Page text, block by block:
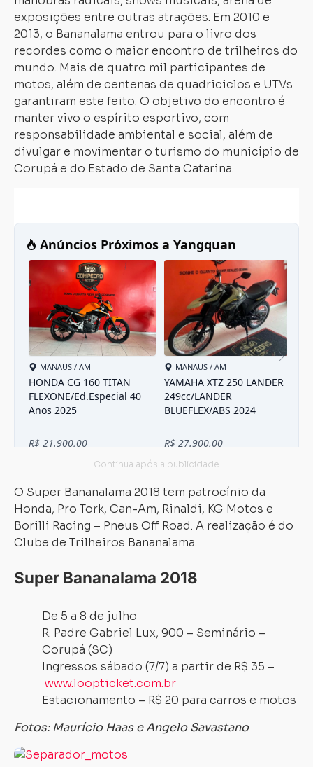
exposições entre outras atrações. Em 2010 e
2013, o Bananalama entrou para o livro dos
recordes como o maior encontro de trilheiros do
mundo. Mais de quatro mil participantes de
motos, além de centenas de quadriciclos e UTVs
garantiram este feito. O objetivo do encontro é
manter vivo o espírito esportivo, com
responsabilidade ambiental e social, além de
divulgar e movimentar o turismo do município de
Corupá e do Estado de Santa Catarina.
O Super Bananalama 2018 tem patrocínio da
Honda, Pro Tork, Can-Am, Rinaldi, KG Motos e
Borilli Racing – Pneus Off Road. A realização é do
Clube de Trilheiros Bananalama.
Super Bananalama 2018
De 5 a 8 de julho
R. Padre Gabriel Lux, 900 – Seminário –
Corupá (SC)
Ingressos sábado (7/7) a partir de R$ 35 –
www.loopticket.com.br
Estacionamento – R$ 20 para carros e motos
Fotos: Maurício Haas e Angelo Savastano